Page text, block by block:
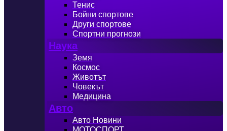
Тенис
Бойни спортове
Други спортове
Спортни прогнози
Наука
Земя
Космос
Животът
Човекът
Медицина
Авто
Авто Новини